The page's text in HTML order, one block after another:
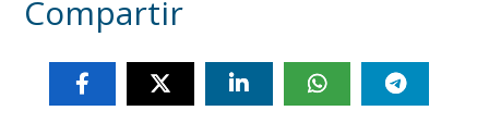
Compartir